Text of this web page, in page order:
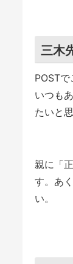
三木
POST
いつも
たいと
親に「
す。あ
い。